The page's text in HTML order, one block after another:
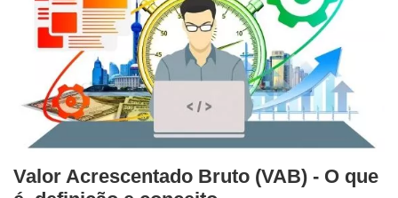
Valor Acrescentado Bruto (VAB) - O que